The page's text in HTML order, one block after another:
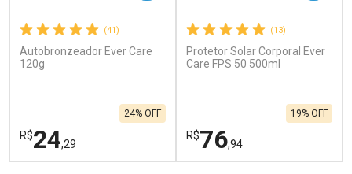
(41)
Autobronzeador Ever Care
120g
R$24,29
24% OFF
(13)
Protetor Solar Corporal Ever
Care FPS 50 500ml
R$76,94
19% OFF